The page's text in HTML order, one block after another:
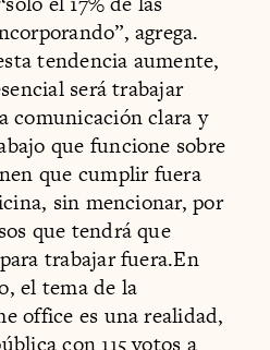
agrega.
tendencia aumente,
será trabajar
comunicación clara y
que funcione sobre
que cumplir fuera
sin mencionar, por
que tendrá que
trabajar fuera.En
el tema de la
office es una realidad,
con 115 votos a